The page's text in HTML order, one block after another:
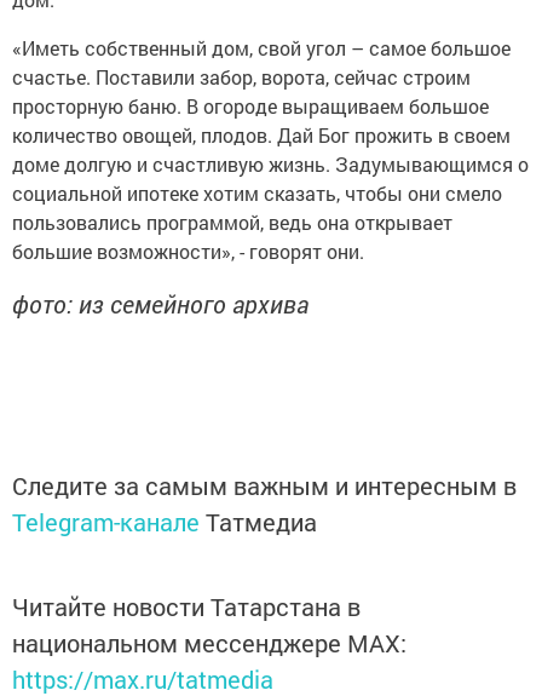
«Иметь собственный дом, свой угол – самое большое
счастье. Поставили забор, ворота, сейчас строим
просторную баню. В огороде выращиваем большое
количество овощей, плодов. Дай Бог прожить в своем
доме долгую и счастливую жизнь. Задумывающимся о
социальной ипотеке хотим сказать, чтобы они смело
пользовались программой, ведь она открывает
большие возможности», - говорят они.
фото: из семейного архива
Следите за самым важным и интересным в
Telegram-канале Татмедиа
Читайте новости Татарстана в
национальном мессенджере MАХ:
https://max.ru/tatmedia